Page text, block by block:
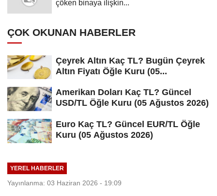
çöken binaya ilişkin...
ÇOK OKUNAN HABERLER
Çeyrek Altın Kaç TL? Bugün Çeyrek
Altın Fiyatı Öğle Kuru (05...
Amerikan Doları Kaç TL? Güncel
USD/TL Öğle Kuru (05 Ağustos 2026)
Euro Kaç TL? Güncel EUR/TL Öğle
Kuru (05 Ağustos 2026)
YEREL HABERLER
Yayınlanma: 03 Haziran 2026 - 19:09